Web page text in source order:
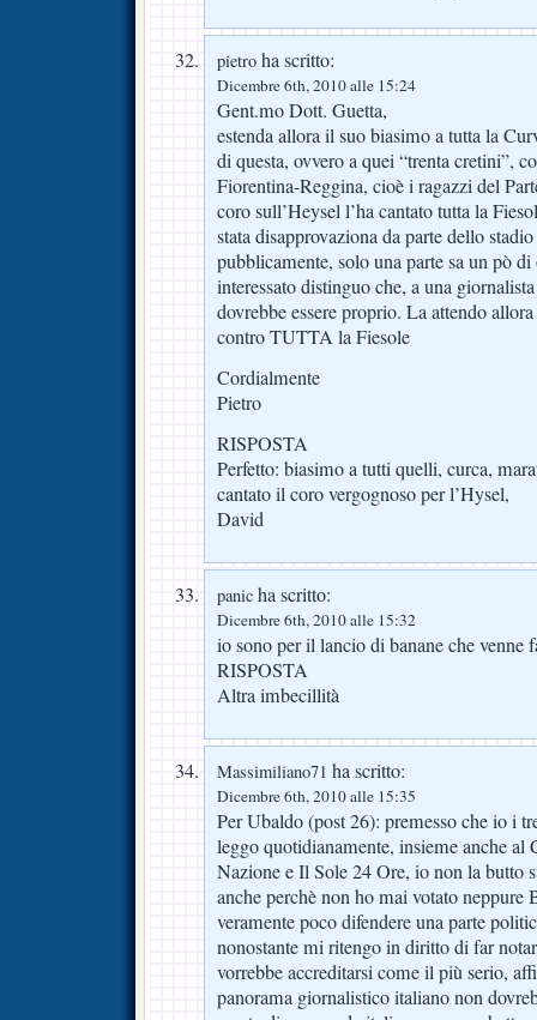
pietro ha scritto:
Dicembre 6th, 2010 alle 15:24
Gent.mo Dott. Guetta,
estenda allora il suo biasimo a tutta la
di questa, ovvero a quei “trenta cretini”,
Fiorentina-Reggina, cioè i ragazzi del
coro sull’Heysel l’ha cantato tutta la
stata disapprovaziona da parte dello
pubblicamente, solo una parte sa un pò
interessato distinguo che, a una
dovrebbe essere proprio. La attendo
contro TUTTA la Fiesole
Cordialmente
Pietro
RISPOSTA
Perfetto: biasimo a tutti quelli, curca,
cantato il coro vergognoso per l’Hysel,
David
panic ha scritto:
Dicembre 6th, 2010 alle 15:32
io sono per il lancio di banane che
RISPOSTA
Altra imbecillità
Massimiliano71 ha scritto:
Dicembre 6th, 2010 alle 15:35
Per Ubaldo (post 26): premesso che io i
leggo quotidianamente, insieme anche al
Nazione e Il Sole 24 Ore, io non la butto
anche perchè non ho mai votato neppure
veramente poco difendere una parte
nonostante mi ritengo in diritto di far
vorrebbe accreditarsi come il più serio,
panorama giornalistico italiano non